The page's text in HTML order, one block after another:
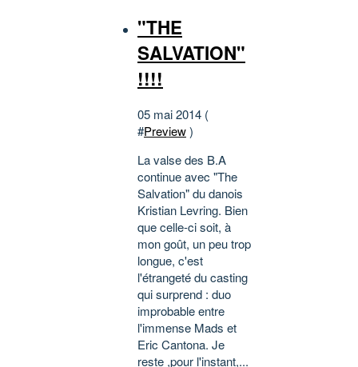
"THE
SALVATION"
!!!!
05 mai 2014 (
#Preview)
La valse des B.A
continue avec "The
Salvation" du danois
Kristian Levring. Bien
que celle-ci soit, à
mon goût, un peu trop
longue, c'est
l'étrangeté du casting
qui surprend : duo
improbable entre
l'immense Mads et
Eric Cantona. Je
reste ,pour l'instant,...